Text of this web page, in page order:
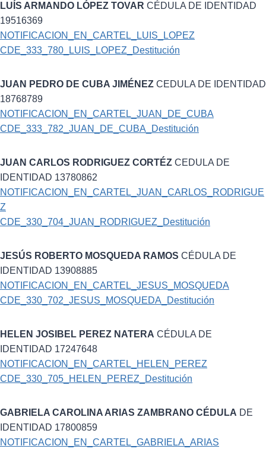
LUÍS ARMANDO LÓPEZ TOVAR CÉDULA DE IDENTIDAD
19516369
NOTIFICACION_EN_CARTEL_LUIS_LOPEZ
CDE_333_780_LUIS_LOPEZ_Destitución
JUAN PEDRO DE CUBA JIMÉNEZ CEDULA DE IDENTIDAD
18768789
NOTIFICACION_EN_CARTEL_JUAN_DE_CUBA
CDE_333_782_JUAN_DE_CUBA_Destitución
JUAN CARLOS RODRIGUEZ CORTÉZ CEDULA DE
IDENTIDAD 13780862
NOTIFICACION_EN_CARTEL_JUAN_CARLOS_RODRIGUE
Z
CDE_330_704_JUAN_RODRIGUEZ_Destitución
JESÚS ROBERTO MOSQUEDA RAMOS CÉDULA DE
IDENTIDAD 13908885
NOTIFICACION_EN_CARTEL_JESUS_MOSQUEDA
CDE_330_702_JESUS_MOSQUEDA_Destitución
HELEN JOSIBEL PEREZ NATERA CÉDULA DE
IDENTIDAD 17247648
NOTIFICACION_EN_CARTEL_HELEN_PEREZ
CDE_330_705_HELEN_PEREZ_Destitución
GABRIELA CAROLINA ARIAS ZAMBRANO CÉDULA DE
IDENTIDAD 17800859
NOTIFICACION_EN_CARTEL_GABRIELA_ARIAS